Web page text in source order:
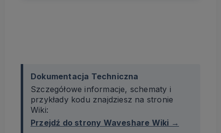
Dokumentacja Techniczna
Szczegółowe informacje, schematy i
przykłady kodu znajdziesz na stronie
Wiki:
Przejdź do strony Waveshare Wiki →